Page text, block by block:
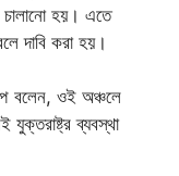
চালানো হয়। এতে
দাবি করা হয়।
বলেন, ওই অঞ্চলে
যুক্তরাষ্ট্র ব্যবস্থা